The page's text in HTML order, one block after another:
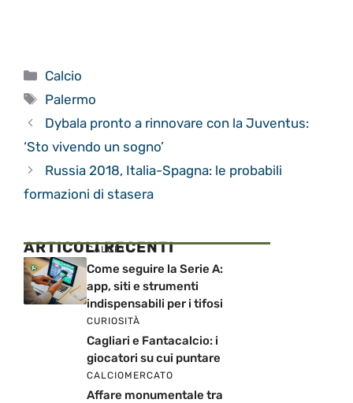
Categorie
Calcio
Tag
Palermo
Dybala pronto a rinnovare con la Juventus:
‘Sto vivendo un sogno’
Russia 2018, Italia-Spagna: le probabili
formazioni di stasera
ARTICOLI RECENTI
CALCIO
Come seguire la Serie A:
app, siti e strumenti
indispensabili per i tifosi
CURIOSITÀ
Cagliari e Fantacalcio: i
giocatori su cui puntare
CALCIOMERCATO
Affare monumentale tra